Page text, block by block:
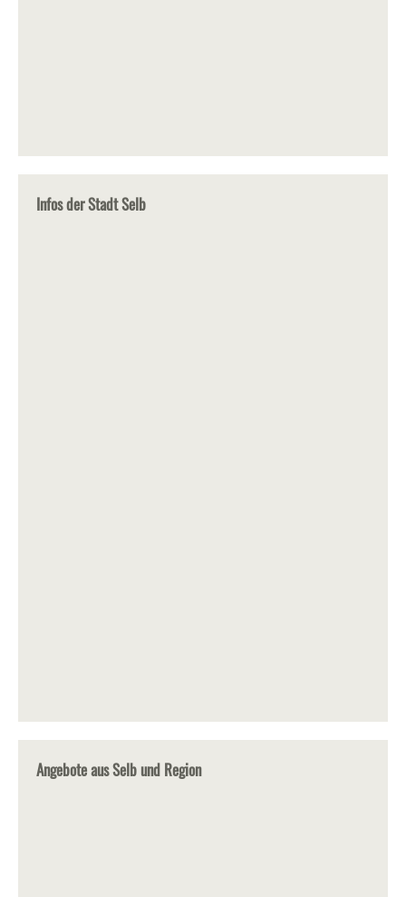
Infos der Stadt Selb
Angebote aus Selb und Region